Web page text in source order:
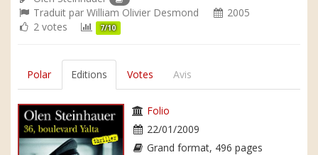
Traduit par William Olivier Desmond
2005
2 votes
7/10
Polar Editions Votes Avis
Folio
22/01/2009
Grand format, 496 pages